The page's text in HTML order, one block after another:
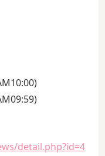
detail.php?id=4